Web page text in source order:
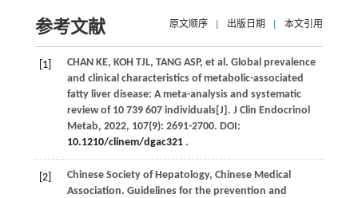
参考文献 原文顺序 出版日期 本文引用
[1] CHAN KE, KOH TJL, TANG ASP, et al . Global prevalence
and clinical characteristics of metabolic-associated
fatty liver disease: A meta-analysis and systematic
review of 10 739 607 individuals[J]. J Clin Endocrinol
Metab, 2022, 107(9): 2691-2700. DOI:
10.1210/clinem/dgac321.
[2]
Chinese Society of Hepatology, Chinese Medical
Association. Guidelines for the prevention and